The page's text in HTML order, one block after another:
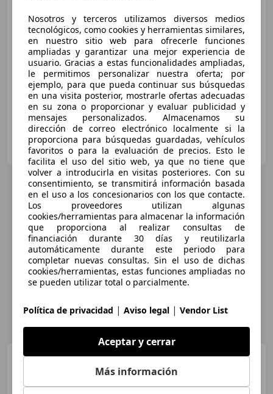
€ 7.990 1
Súperoferta
10/2019 133.980 km Diésel 81 kW (110 CV)
MUYCAR SEVILLA
ES-41007 Sevilla
Opel Astra1.6CDTi S/S 120
Aniversario 110
Nosotros y terceros utilizamos diversos medios
tecnológicos, como cookies y herramientas similares,
en nuestro sitio web para ofrecerle funciones
ampliadas y garantizar una mejor experiencia de
usuario. Gracias a estas funcionalidades ampliadas,
le permitimos personalizar nuestra oferta; por
ejemplo, para que pueda continuar sus búsquedas
en una visita posterior, mostrarle ofertas adecuadas
en su zona o proporcionar y evaluar publicidad y
mensajes personalizados. Almacenamos su
dirección de correo electrónico localmente si la
proporciona para búsquedas guardadas, vehículos
favoritos o para la evaluación de precios. Esto le
facilita el uso del sitio web, ya que no tiene que
volver a introducirla en visitas posteriores. Con su
consentimiento, se transmitirá información basada
en el uso a los concesionarios con los que contacte.
Los proveedores utilizan algunas
cookies/herramientas para almacenar la información
que proporciona al realizar consultas de
financiación durante 30 días y reutilizarla
automáticamente durante este periodo para
completar nuevas consultas. Sin el uso de dichas
cookies/herramientas, estas funciones ampliadas no
se pueden utilizar total o parcialmente.
Política de privacidad | Aviso legal | Vendor List
Aceptar y cerrar
Más información